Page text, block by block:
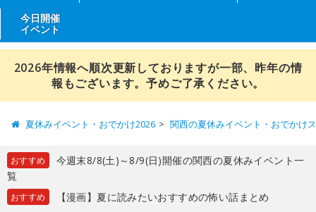
今日開催
イベント
2026年情報へ順次更新しておりますが一部、昨年の情
報もございます。予めご了承ください。
夏休みイベント・おでかけ2026 関西の夏休みイベント・おでかけ
おすすめ
今週末8/8(土)～8/9(日)開催の関西の夏休みイベント一
覧
おすすめ 【漫画】夏に読みたいおすすめの怖い話まとめ